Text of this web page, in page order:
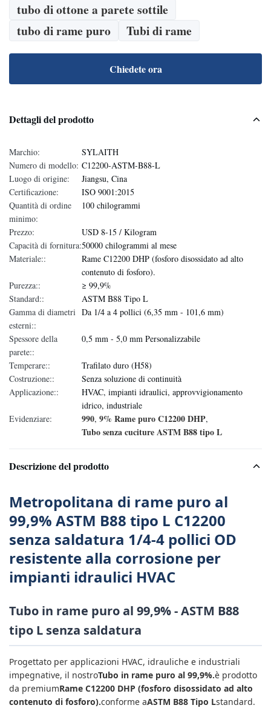
tubo di ottone a parete sottile
tubo di rame puro
Tubi di rame
Chiedete ora
Dettagli del prodotto
Marchio:
SYLAITH
Numero di modello: C12200-ASTM-B88-L
Luogo di origine:
Jiangsu, Cina
Certificazione:
ISO 9001:2015
Quantità di ordine
minimo:
100 chilogrammi
Prezzo:
USD 8-15 / Kilogram
Capacità di fornitura:50000 chilogrammi al mese
Materiale::
Rame C12200 DHP (fosforo disossidato ad alto
contenuto di fosforo).
Purezza::
≥ 99,9%
Standard::
ASTM B88 Tipo L
Gamma di diametri
esterni::
Da 1/4 a 4 pollici (6,35 mm - 101,6 mm)
Spessore della
parete::
0,5 mm - 5,0 mm Personalizzabile
Temperare::
Trafilato duro (H58)
Costruzione::
Senza soluzione di continuità
Applicazione::
HVAC, impianti idraulici, approvvigionamento
idrico, industriale
Evidenziare:
990, 9% Rame puro C12200 DHP,
Tubo senza cuciture ASTM B88 tipo L
Descrizione del prodotto
Metropolitana di rame puro al
99,9% ASTM B88 tipo L C12200
senza saldatura 1/4-4 pollici OD
resistente alla corrosione per
impianti idraulici HVAC
Tubo in rame puro al 99,9% - ASTM B88
tipo L senza saldatura
Progettato per applicazioni HVAC, idrauliche e industriali
impegnative, il nostroTubo in rame puro al 99,9%.è prodotto
da premiumRame C12200 DHP (fosforo disossidato ad alto
contenuto di fosforo).conforme aASTM B88 Tipo Lstandard.